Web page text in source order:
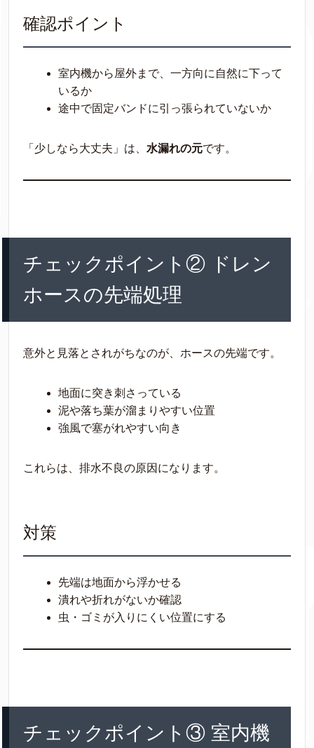
確認ポイント
室内機から屋外まで、一方向に自然に下って
いるか
途中で固定バンドに引っ張られていないか
「少しなら大丈夫」は、 水漏れの元です。
チェックポイント② ドレン
ホースの先端処理
意外と見落とされがちなのが、ホースの先端です。
地面に突き刺さっている
泥や落ち葉が溜まりやすい位置
強風で塞がれやすい向き
これらは、排水不良の原因になります。
対策
先端は地面から浮かせる
潰れや折れがないか確認
虫・ゴミが入りにくい位置にする
チェックポイント③ 室内機